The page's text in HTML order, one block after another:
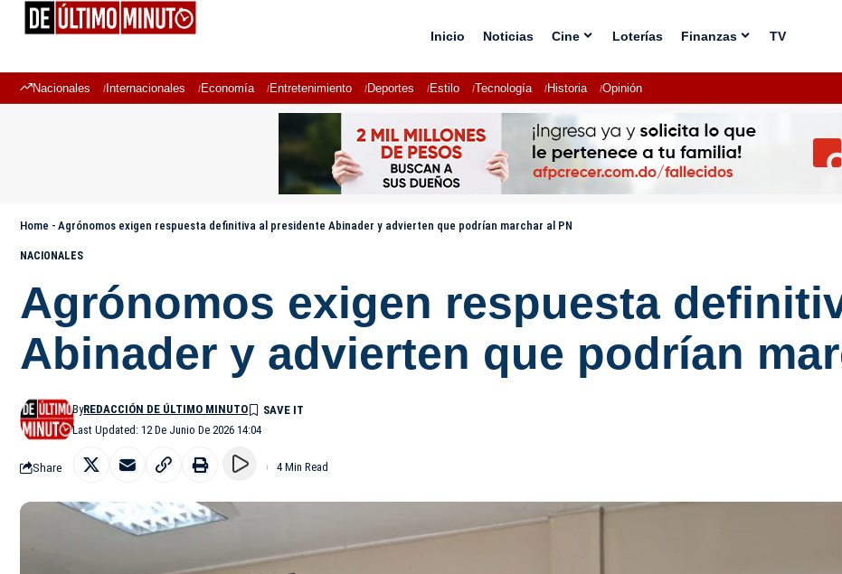
Inicio Noticias Cine Loterías Finanzas TV
Nacionales Internacionales Economía Entretenimiento Deportes Estilo Tecnología Historia Opinión
Home - Agrónomos exigen respuesta definitiva al presidente Abinader y advierten que podrían marchar al PN
NACIONALES
Agrónomos exigen respuesta
Abinader y advierten que podrían
Last Updated: 12 De Junio De 2026 14:04
ByREDACCIÓN DE ÚLTIMO MINUTO
Share 4 Min Read